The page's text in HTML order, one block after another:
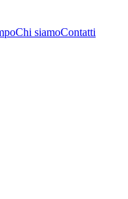
Chi siamoContatti